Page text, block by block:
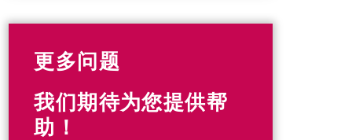
更多问题
我们期待为您提供帮
助！